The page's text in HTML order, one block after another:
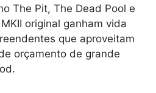
The Pit, The Dead Pool e
original ganham vida
que aproveitam
orçamento de grande